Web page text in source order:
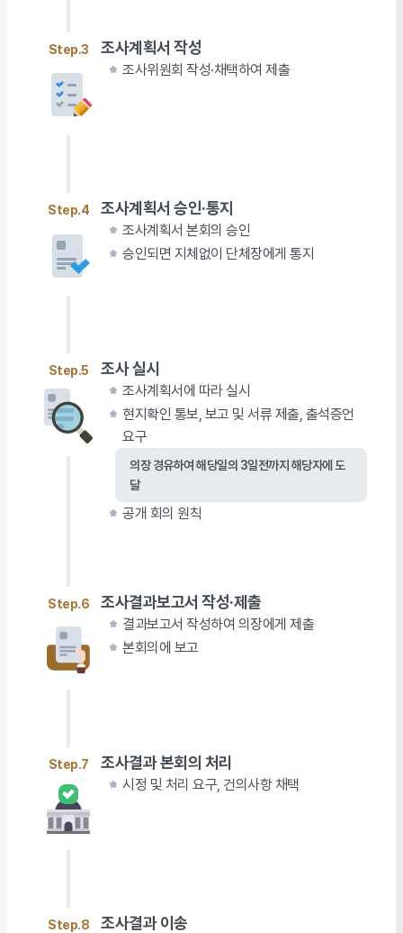
Step.3 조사계획서 작성
조사위원회 작성·채택하여 제출
Step.4 조사계획서 승인·통지
조사계획서 본회의 승인
승인되면 지체없이 단체장에게 통지
Step.5 조사 실시
조사계획서에 따라 실시
현지확인 통보, 보고 및 서류 제출, 출석증언
요구
의장 경유하여 해당일의 3일전까지 해당자에 도
달
공개 회의 원칙
Step.6 조사결과보고서 작성·제출
결과보고서 작성하여 의장에게 제출
본회의에 보고
Step.7 조사결과 본회의 처리
시정 및 처리 요구, 건의사항 채택
Step.8 조사결과 이송